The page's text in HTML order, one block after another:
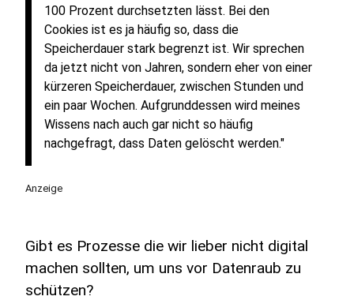
100 Prozent durchsetzten lässt. Bei den
Cookies ist es ja häufig so, dass die
Speicherdauer stark begrenzt ist. Wir sprechen
da jetzt nicht von Jahren, sondern eher von einer
kürzeren Speicherdauer, zwischen Stunden und
ein paar Wochen. Aufgrunddessen wird meines
Wissens nach auch gar nicht so häufig
nachgefragt, dass Daten gelöscht werden."
Anzeige
Gibt es Prozesse die wir lieber nicht digital
machen sollten, um uns vor Datenraub zu
schützen?